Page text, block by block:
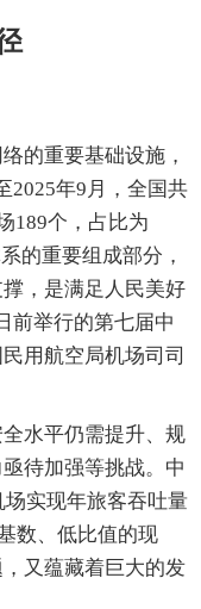
的重要基础设施，
2025年9月，全国共
189个，占比为
的重要组成部分，
，是满足人民美好
前举行的第七届中
用航空局机场司司
水平仍需提升、规
待加强等挑战。中
实现年旅客吞吐量
数、低比值的现
又蕴藏着巨大的发